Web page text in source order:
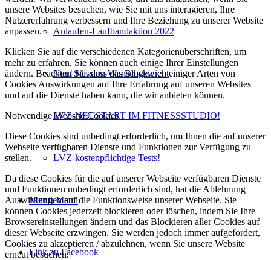
Anlaufen-Laufbandaktion 2022
Neu! Mission Wunschgewicht
LVZ-NEUSTART IM FITNESSSTUDIO!
LVZ-kostenpflichtige Tests!
Menü Menü
Link zu Facebook
unsere Websites besuchen, wie Sie mit uns interagieren, Ihre
Nutzererfahrung verbessern und Ihre Beziehung zu unserer Website
anpassen.
Klicken Sie auf die verschiedenen Kategorienüberschriften, um
mehr zu erfahren. Sie können auch einige Ihrer Einstellungen
ändern. Beachten Sie, dass das Blockieren einiger Arten von
Cookies Auswirkungen auf Ihre Erfahrung auf unseren Websites
und auf die Dienste haben kann, die wir anbieten können.
Notwendige Website Cookies
Diese Cookies sind unbedingt erforderlich, um Ihnen die auf unserer
Webseite verfügbaren Dienste und Funktionen zur Verfügung zu
stellen.
Da diese Cookies für die auf unserer Webseite verfügbaren Dienste
und Funktionen unbedingt erforderlich sind, hat die Ablehnung
Auswirkungen auf die Funktionsweise unserer Webseite. Sie
können Cookies jederzeit blockieren oder löschen, indem Sie Ihre
Browsereinstellungen ändern und das Blockieren aller Cookies auf
dieser Webseite erzwingen. Sie werden jedoch immer aufgefordert,
Cookies zu akzeptieren / abzulehnen, wenn Sie unsere Website
erneut besuchen.